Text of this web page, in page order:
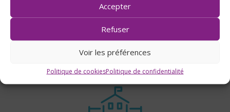
Accepter
Refuser
Voir les préférences
Politique de cookiesPolitique de confidentialité
Infos pratiques